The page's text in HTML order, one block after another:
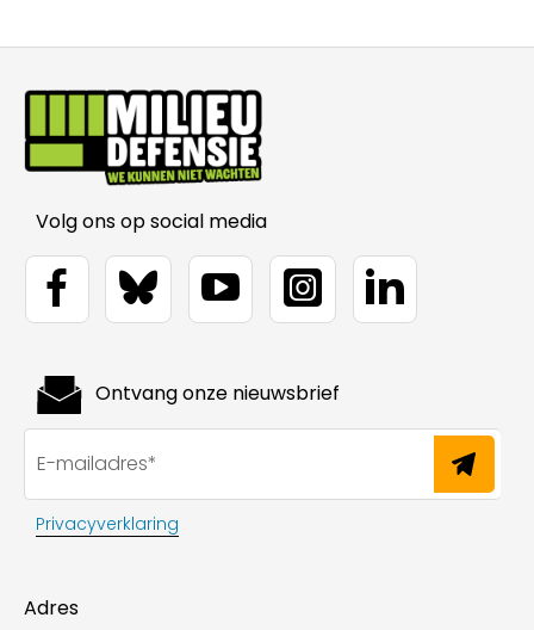
Volg ons op social media
Adres
Ontvang onze nieuwsbrief
Privacyverklaring